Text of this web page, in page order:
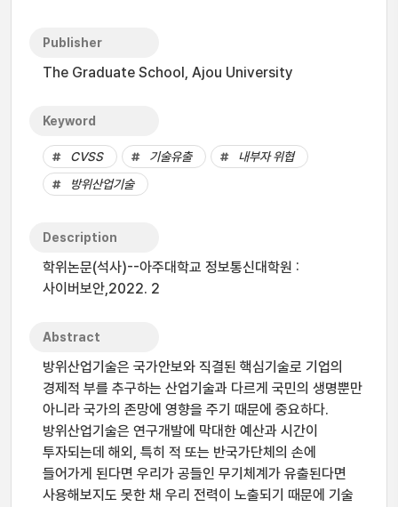
Publisher
The Graduate School, Ajou University
Keyword
CVSS 기술유출
내부자 위협
방위산업기술
Description
학위논문(석사)--아주대학교 정보통신대학원 :
사이버보안,2022. 2
Abstract
방위산업기술은 국가안보와 직결된 핵심기술로 기업의
경제적 부를 추구하는 산업기술과 다르게 국민의 생명뿐만
아니라 국가의 존망에 영향을 주기 때문에 중요하다.
방위산업기술은 연구개발에 막대한 예산과 시간이
투자되는데 해외, 특히 적 또는 반국가단체의 손에
들어가게 된다면 우리가 공들인 무기체계가 유출된다면
사용해보지도 못한 채 우리 전력이 노출되기 때문에 기술